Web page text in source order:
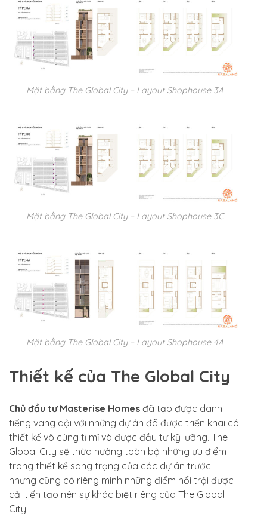
Mặt bằng The Global City – Layout Shophouse 3A
Mặt bằng The Global City – Layout Shophouse 3C
Mặt bằng The Global City – Layout Shophouse 4A
Thiết kế của The Global City
Chủ đầu tư Masterise Homes đã tạo được danh
tiếng vang dội với những dự án đã được triển khai có
thiết kế vô cùng tỉ mỉ và được đầu tư kỹ lưỡng. The
Global City sẽ thừa hưởng toàn bộ những ưu điểm
trong thiết kế sang trọng của các dự án trước
nhưng cũng có riêng mình những điểm nổi trội được
cải tiến tạo nên sự khác biệt riêng của The Global
City.